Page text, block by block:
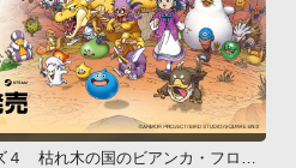
４ 枯れ木の国のビアンカ・フロー